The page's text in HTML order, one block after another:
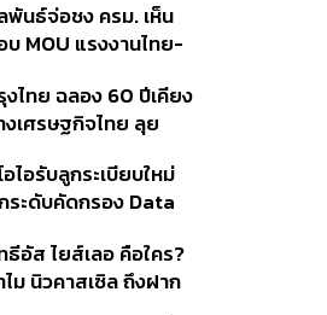
ยาศาสตร์ความงามจาก
พันธ์จ่อชง ครม. เห็น
บ MOU แรงงานไทย-
งรับอุตสาหกรรม ดึง
มแม่บ้าน-งานอิสระเข้า
งไทย ฉลอง 60 ปีเคียง
งเศรษฐกิจไทย ลุย
ขับเคลื่อน
ธศาสตร์ความยั่งยืน
อไอรับลูกระเบียบใหม่
ระดับคัดกรอง Data
-น้ำอัตราพิเศษ พร้อม
งแผนยึดประโยชน์
ธีอัส ไยส์เลอ คือใคร?
ไม นิวคาสเซิล ถึงฝาก